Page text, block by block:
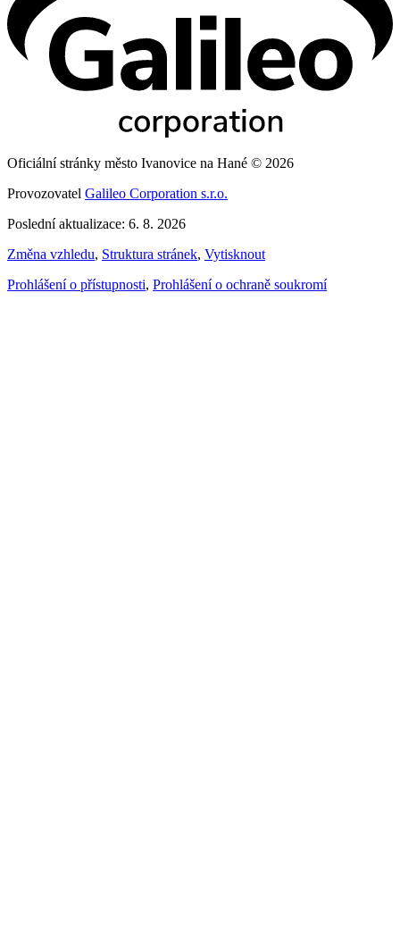
Oficiální stránky město Ivanovice na Hané © 2026
Provozovatel Galileo Corporation s.r.o.
Poslední aktualizace: 6. 8. 2026
Změna vzhledu, Struktura stránek, Vytisknout
Prohlášení o přístupnosti, Prohlášení o ochraně soukromí